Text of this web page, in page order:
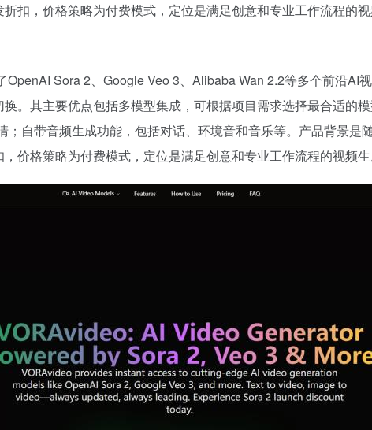
扣，价格策略为付费模式，定位是满足创意和专业工作流程的视
Sora 2、Google Veo 3、Alibaba Wan 2.2等多个前沿AI
。其主要优点包括多模型集成，可根据项目需求选择最合适的
自带音频生成功能，包括对话、环境音和音乐等。产品背景是
价格策略为付费模式，定位是满足创意和专业工作流程的视频生